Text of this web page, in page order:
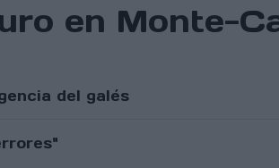
en Monte-
del galés